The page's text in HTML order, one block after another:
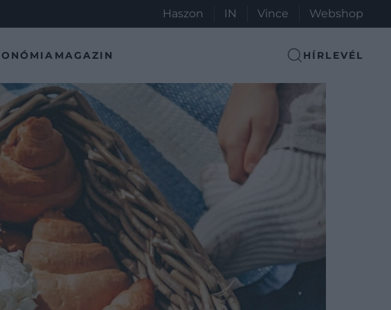
Haszon IN Vince Webshop
MAGAZIN HÍRLEVÉL